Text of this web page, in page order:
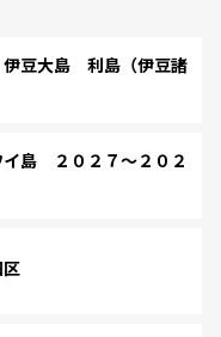
豆大島 利島（伊豆諸
島 ２０２７～２０２